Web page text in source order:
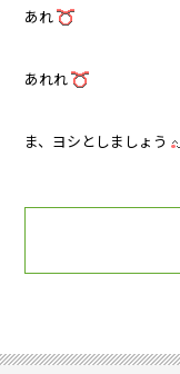
あれ
あれれ
ま、ヨシとしましょう